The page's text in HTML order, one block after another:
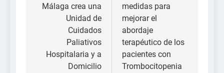
entradas
Málaga crea una
Unidad de
Cuidados
Paliativos
Hospitalaria y a
Domicilio
medidas para
mejorar el
abordaje
terapéutico de los
pacientes con
Trombocitopenia